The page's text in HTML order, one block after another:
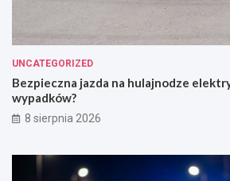
UNCATEGORIZED
Bezpieczna jazda na hulajnodze
wypadków?
8 sierpnia 2026